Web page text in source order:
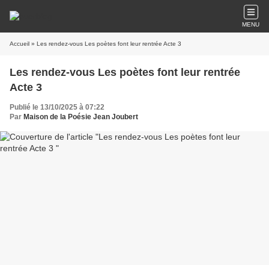
MENU
Accueil » Les rendez-vous Les poètes font leur rentrée Acte 3
Les rendez-vous Les poètes font leur rentrée
Acte 3
Publié le 13/10/2025 à 07:22
Par Maison de la Poésie Jean Joubert